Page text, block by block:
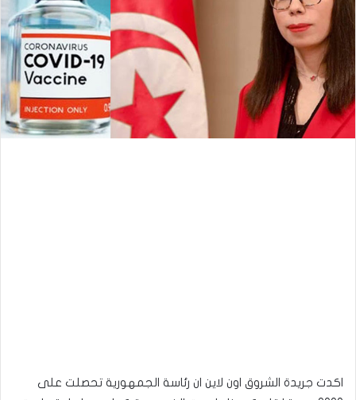
اكدت جريدة الشروق اون لاين ان رئاسة الجمهورية تحصلت على